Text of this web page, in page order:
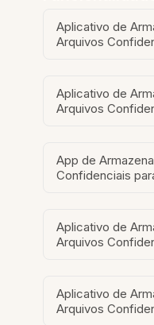
Aplicativo de
Arquivos
Aplicativo de
Arquivos
App de
Confidenciais
Aplicativo de
Arquivos
Aplicativo de
Arquivos